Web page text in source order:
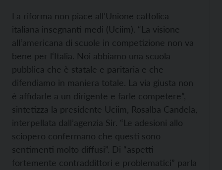
La riforma non piace all’Unione cattolica
italiana insegnanti medi (Uciim). “La visione
all‘americana di scuole in competizione non va
bene per l‘Italia. Noi abbiamo una scuola
pubblica che è statale e paritaria e che
difendiamo in maniera totale. La via giusta non
è affidarle a un dirigente e farle competere”,
sintetizza la presidente Uciim, Rosalba Candela,
interpellata dall’agenzia Sir. “Le adesioni allo
sciopero confermano che questi sono
sentimenti molto diffusi”. Di “aspetti
fortemente contraddittori e problematici” parla